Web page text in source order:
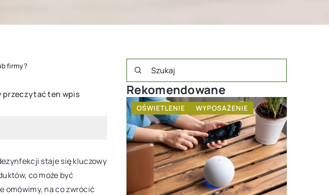
firmy?
przeczytać ten wpis
staje się kluczowy
co może być
omówimy, na co zwrócić
Rekomendowane
OŚWIETLENIE WYPOSAŻENIE